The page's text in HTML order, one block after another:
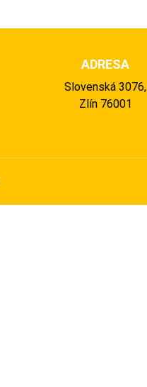
ADRESA
Slovenská 3076,
Zlín 76001